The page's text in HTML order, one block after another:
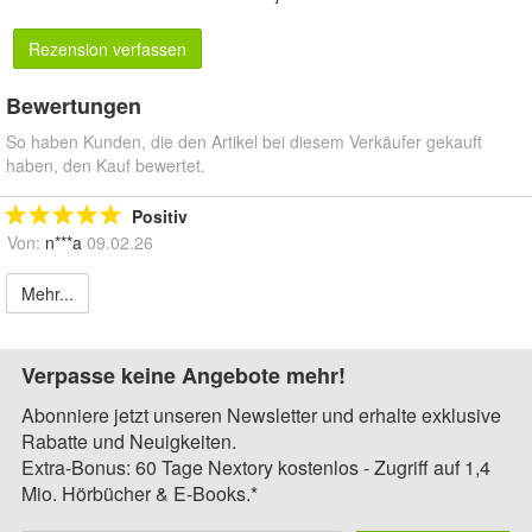
Rezension verfassen
Bewertungen
So haben Kunden, die den Artikel bei diesem Verkäufer gekauft
haben, den Kauf bewertet.
Positiv
Von: n***a 09.02.26
Mehr...
Verpasse keine Angebote mehr!
Abonniere jetzt unseren Newsletter und erhalte exklusive
Rabatte und Neuigkeiten.
Extra-Bonus: 60 Tage Nextory kostenlos - Zugriff auf 1,4
Mio. Hörbücher & E-Books.*